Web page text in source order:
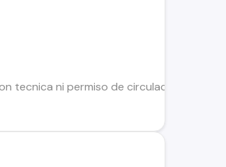
tecnica ni permiso de circulacion.